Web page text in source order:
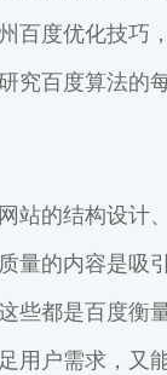
百度优化技巧
究百度算法的
站的结构设计
量的内容是吸
些都是百度衡
用户需求，又